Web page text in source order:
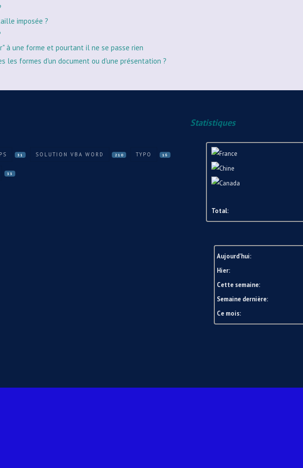
imposée ?
à une forme et pourtant il ne se passe rien
les formes d'un document ou d'une présentation ?
31 SOLUTION VBA WORD 210 TYPO 16
33
Statistiques
Total:
Aujourd'hui:
Hier:
Cette semaine:
Semaine dernière:
Ce mois: